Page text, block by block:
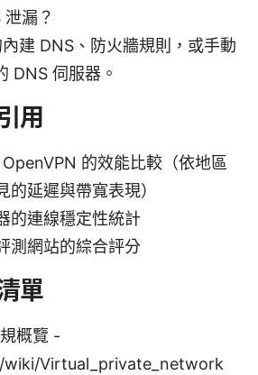
漏？
建 DNS、防火牆規則，或手動
DNS 伺服器。
用
的效能比較（依地區
的延遲與帶寬表現）
的連線穩定性統計
測網站的綜合評分
單
概覽 -
Virtual_private_network